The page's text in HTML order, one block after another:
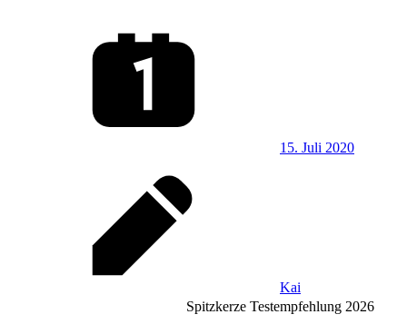
15. Juli 2020
Kai
Spitzkerze Testempfehlung 2026